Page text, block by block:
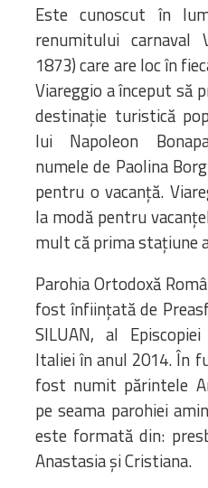
CONTATTI
Este cunoscut în
renumitului carnaval
1873) care are loc în
Viareggio a început să
destinație turistică
lui Napoleon
numele de Paolina
pentru o vacanță.
la modă pentru
mult că prima stațiune
Parohia Ortodoxă
fost înființată de
SILUAN, al
Italiei în anul 2014. În
fost numit părintele
pe seama parohiei
este formată din:
Anastasia și Cristiana.